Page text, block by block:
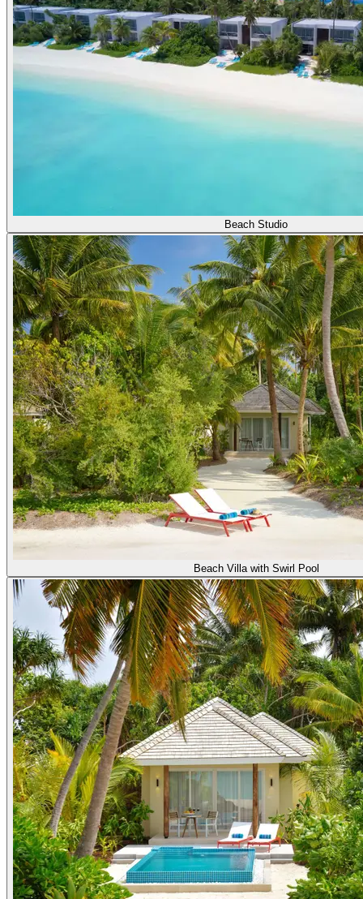
Beach Studio
Beach Villa with Swirl Pool